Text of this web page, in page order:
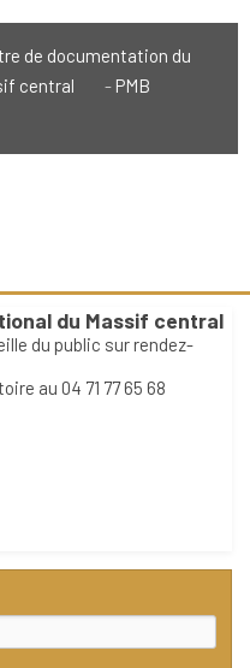
de documentation du
central
PMB
du Massif central
du public sur rendez-
au 04 71 77 65 68